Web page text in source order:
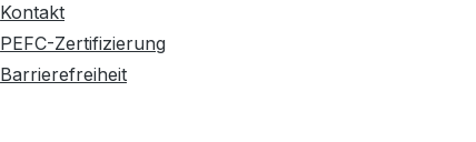
Kontakt
PEFC-Zertifizierung
Barrierefreiheit